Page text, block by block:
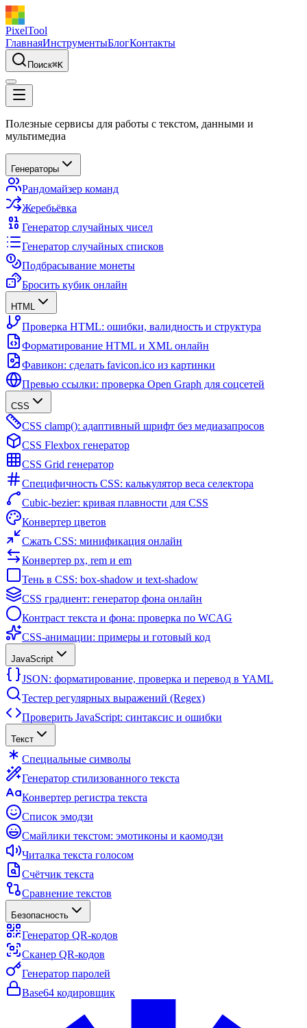
PixelTool
ГлавнаяИнструментыБлогКонтакты
Поиск⌘K
Полезные сервисы для работы с текстом, данными и
мультимедиа
Генераторы
Рандомайзер команд
Жеребьёвка
Генератор случайных чисел
Генератор случайных списков
Подбрасывание монеты
Бросить кубик онлайн
HTML
Проверка HTML: ошибки, валидность и структура
Форматирование HTML и XML онлайн
Фавикон: сделать favicon.ico из картинки
Превью ссылки: проверка Open Graph для соцсетей
CSS
CSS clamp(): адаптивный шрифт без медиазапросов
CSS Flexbox генератор
CSS Grid генератор
Специфичность CSS: калькулятор веса селектора
Cubic-bezier: кривая плавности для CSS
Конвертер цветов
Сжать CSS: минификация онлайн
Конвертер px, rem и em
Тень в CSS: box-shadow и text-shadow
CSS градиент: генератор фона онлайн
Контраст текста и фона: проверка по WCAG
CSS-анимации: примеры и готовый код
JavaScript
JSON: форматирование, проверка и перевод в YAML
Тестер регулярных выражений (Regex)
Проверить JavaScript: синтаксис и ошибки
Текст
Специальные символы
Генератор стилизованного текста
Конвертер регистра текста
Список эмодзи
Смайлики текстом: эмотиконы и каомодзи
Читалка текста голосом
Счётчик текста
Сравнение текстов
Безопасность
Генератор QR-кодов
Сканер QR-кодов
Генератор паролей
Base64 кодировщик